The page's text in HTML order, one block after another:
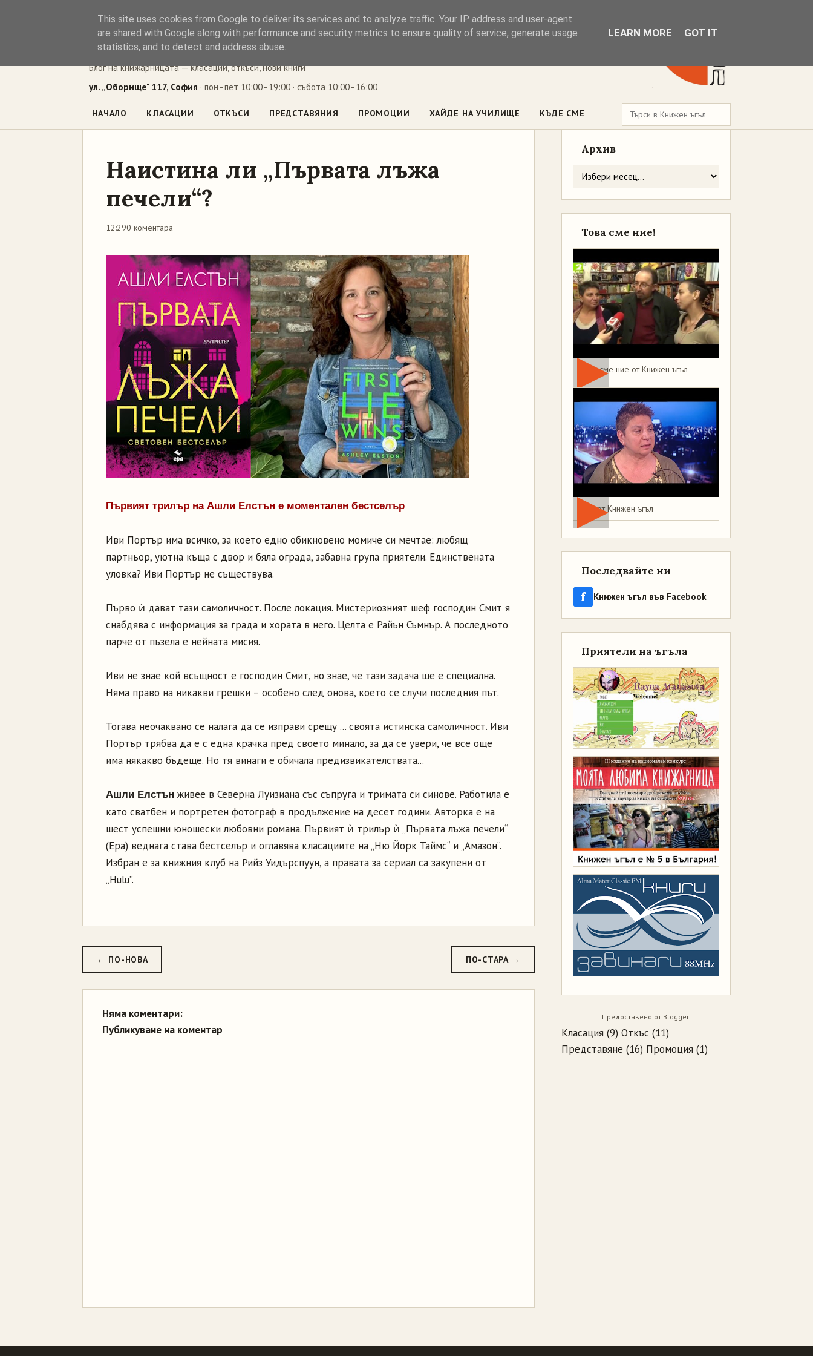
Книжен ъгъл
Блог на книжарницата — класации, откъси, нови книги
ул. „Оборище" 117, София · пон–пет 10:00–19:00 · събота 10:00–16:00
НАЧАЛО КЛАСАЦИИ ОТКЪСИ ПРЕДСТАВЯНИЯ ПРОМОЦИИ ХАЙДЕ НА УЧИЛИЩЕ КЪДЕ СМЕ
Наистина ли „Първата лъжа
печели“?
12:290 коментара
Първият трилър на Ашли Елстън е моментален бестселър
Иви Портър има всичко, за което едно обикновено момиче си мечтае: любящ
партньор, уютна къща с двор и бяла ограда, забавна група приятели. Единствената
уловка? Иви Портър не съществува.
Първо ѝ дават тази самоличност. После локация. Мистериозният шеф господин Смит я
снабдява с информация за града и хората в него. Целта е Райън Съмнър. А последното
парче от пъзела е нейната мисия.
Иви не знае кой всъщност е господин Смит, но знае, че тази задача ще е специална.
Няма право на никакви грешки – особено след онова, което се случи последния път.
Тогава неочаквано се налага да се изправи срещу ... своята истинска самоличност. Иви
Портър трябва да е с една крачка пред своето минало, за да се увери, че все още
има някакво бъдеще. Но тя винаги е обичала предизвикателствата...
Ашли Елстън живее в Северна Луизиана със съпруга и тримата си синове. Работила е
като сватбен и портретен фотограф в продължение на десет години. Авторка е на
шест успешни юношески любовни романа. Първият ѝ трилър ѝ „Първата лъжа печели“
(Ера) веднага става бестселър и оглавява класациите на „Ню Йорк Таймс“ и „Амазон“.
Избран е за книжния клуб на Рийз Уидърспуун, а правата за сериал са закупени от
„Hulu”.
← ПО-НОВА ПО-СТАРА →
Няма коментари:
Публикуване на коментар
Архив
Това сме ние!
Това сме ние от Книжен ъгъл
Мая от Книжен ъгъл
Последвайте ни
f Книжен ъгъл във Facebook
Приятели на ъгъла
Предоставено от Blogger.
Класация (9) Откъс (11)
Представяне (16) Промоция (1)
This site uses cookies from Google to deliver its services and to analyze traffic. Your IP address and user-agent
are shared with Google along with performance and security metrics to ensure quality of service, generate usage
statistics, and to detect and address abuse.
LEARN MORE GOT IT